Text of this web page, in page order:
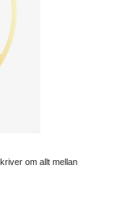
om allt mellan